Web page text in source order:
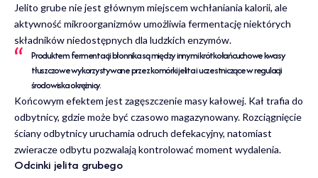
Jelito grube nie jest głównym miejscem wchłaniania kalorii, ale
aktywność mikroorganizmów umożliwia fermentację niektórych
składników niedostępnych dla ludzkich enzymów.
Produktem fermentacji błonnika są między innymi krótkołańcuchowe kwasy
tłuszczowe wykorzystywane przez komórki jelita i uczestniczące w regulacji
środowiska okrężnicy.
Końcowym efektem jest zagęszczenie masy kałowej. Kał trafia do
odbytnicy, gdzie może być czasowo magazynowany. Rozciągnięcie
ściany odbytnicy uruchamia odruch defekacyjny, natomiast
zwieracze odbytu pozwalają kontrolować moment wydalenia.
Odcinki jelita grubego